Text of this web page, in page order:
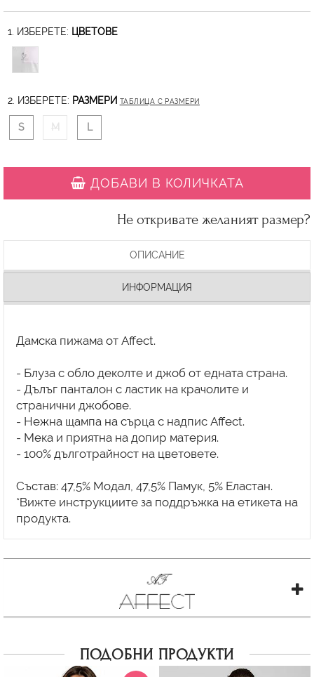
1. ИЗБЕРЕТЕ: ЦВЕТОВЕ
2. ИЗБЕРЕТЕ: РАЗМЕРИ ТАБЛИЦА С РАЗМЕРИ
S M L
ДОБАВИ В КОЛИЧКАТА
Не откривате желаният размер?
ОПИСАНИЕ
ИНФОРМАЦИЯ
Дамска пижама от Affect.
- Блуза с обло деколте и джоб от едната страна.
- Дълъг панталон с ластик на крачолите и
странични джобове.
- Нежна щампа на сърца с надпис Affect.
- Мека и приятна на допир материя.
- 100% дълготрайност на цветовете.
Състав: 47,5% Модал, 47,5% Памук, 5% Еластан.
*Вижте инструкциите за поддръжка на етикета на
продукта.
ПОДОБНИ ПРОДУКТИ